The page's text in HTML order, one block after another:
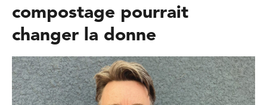
compostage pourrait
changer la donne